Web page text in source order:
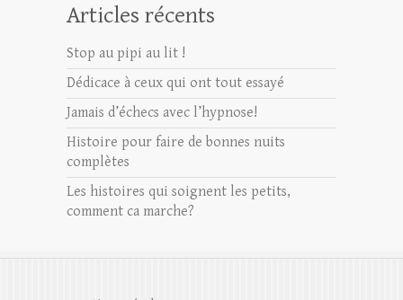
Articles récents
Stop au pipi au lit !
Dédicace à ceux qui ont tout essayé
Jamais d’échecs avec l’hypnose!
Histoire pour faire de bonnes nuits
complètes
Les histoires qui soignent les petits,
comment ca marche?